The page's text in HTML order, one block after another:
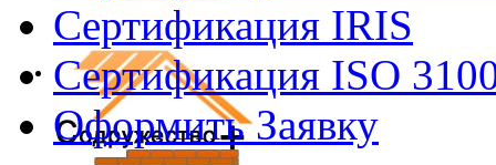
Сертификация IRIS
Сертификация ISO
Оформить Заявку